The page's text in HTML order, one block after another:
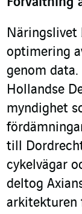
optimering
genom data.
Hollandse
myndighet
till
cykelvägar
deltog
arkitekturen